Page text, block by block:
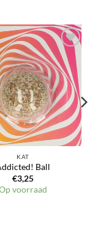
KAT
Ball
€3,25
voorraad